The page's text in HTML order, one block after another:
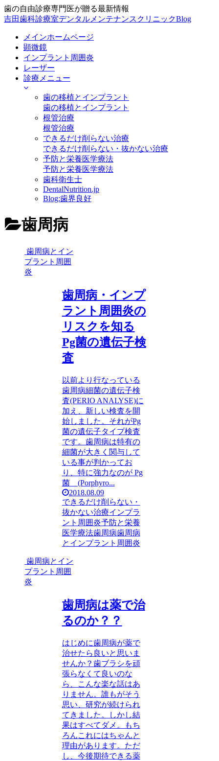
歯の自由診療専門医が贈る最新情報
吉田歯科診療室デンタルメンテナンスクリニックBlog
メインホームページ
顕微鏡
インプラント周囲炎
レーザー
診療メニュー
歯の移植とインプラント
歯の移植とインプラント
根管治療
根管治療
できるだけ削らない治療
できるだけ削らない・抜かない治療
予防と栄養医学療法
予防と栄養医学療法
歯科衛生士
DentalNutrition.jp
Blog:歯界良好
歯周病
歯周病とイン
プラント周囲
炎
歯周病・インプ
ラント周囲炎の
リスクを知る
Pg菌の遺伝子検
査
以前より行なっている
歯周病細菌の遺伝子検
査(PERIO ANALYSE)に
加え、新しい検査を開
始しました。それがPg
菌の遺伝子タイプ検査
です。歯周病は特有の
細菌が大きく関与して
いる事が判かってお
り、特に強力なのが Pg
菌 (Porphyro...
2018.08.09
できるだけ削らない・
抜かない治療インプラ
ント周囲炎予防と栄養
医学療法歯周病歯周病
とインプラント周囲炎
歯周病とイン
プラント周囲
炎
歯周病は薬で治
るのか？？
はじめに歯周病が薬で
治せたら良いと思いま
せんか？歯ブラシを頑
張らなくて良いのな
ら、こんな楽な話はあ
りません。誰もがそう
思い、研究が続けられ
てきました。しかし結
果はすべてダメ。もち
ろんこれにはちゃんと
理由があります。ただ
し、今後期待できる薬